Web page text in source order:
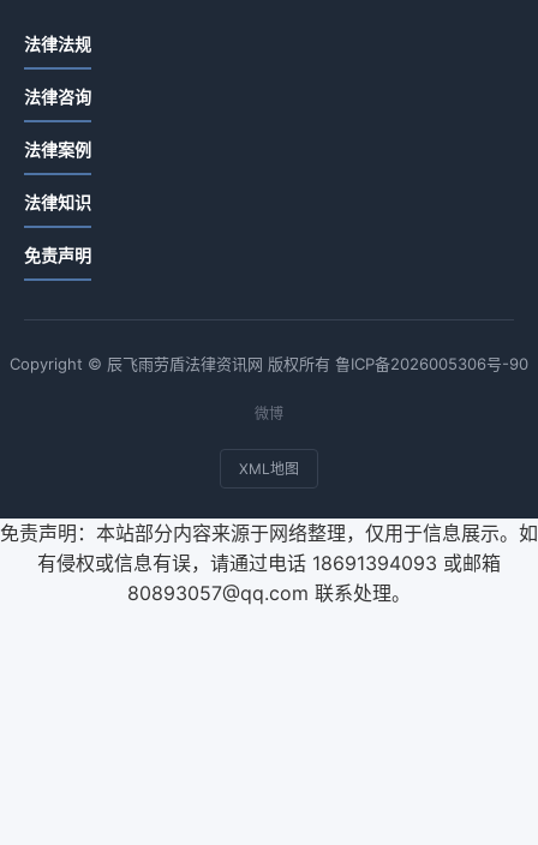
法律法规
法律咨询
法律案例
法律知识
免责声明
Copyright © 辰飞雨劳盾法律资讯网 版权所有 鲁ICP备2026005306号-90
微博
XML地图
免责声明：本站部分内容来源于网络整理，仅用于信息展示。如
有侵权或信息有误，请通过电话 18691394093 或邮箱
80893057@qq.com 联系处理。